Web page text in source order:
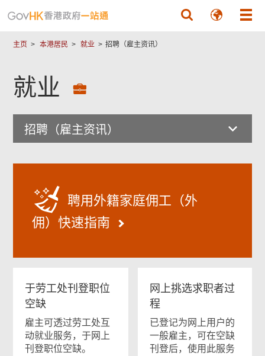
主页 本港居民 就业 招聘（雇主资讯）
就业
招聘（雇主资讯）
聘用外籍家庭佣工（外
佣）快速指南
于劳工处刊登职位
空缺
雇主可透过劳工处互
动就业服务，于网上
刊登职位空缺。
网上挑选求职者过
程
已登记为网上用户的
一般雇主，可在空缺
刊登后，使用此服务